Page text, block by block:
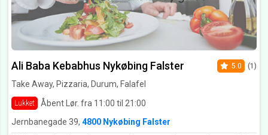
Ali Baba Kebabhus Nykøbing Falster
Take Away, Pizzaria, Durum, Falafel
Lukket Åbent Lør. fra 11:00 til 21:00
5.0 (1)
Jernbanegade 39, 4800 Nykøbing Falster